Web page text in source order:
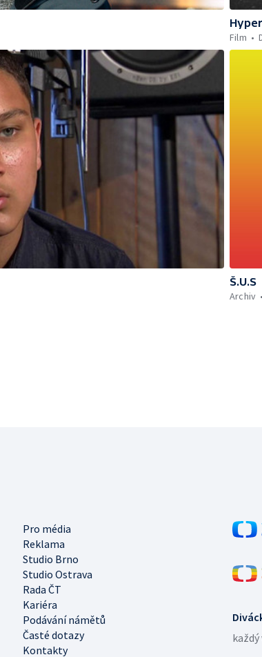
Film
Š.U.S
Archiv
každý
Pro média
Reklama
Studio Brno
Studio Ostrava
Rada ČT
Kariéra
Podávání námětů
Časté dotazy
Kontakty